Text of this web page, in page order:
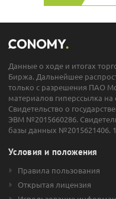
Данные о ходе и итогах
Биржа. Дальнейшее
только с разрешения ПАО
материалов гиперссылка на
Свидетельство о
ЭВМ №2015660286.
базы данных №2015621406.
Условия и положения
Правила пользования
Открытая лицензия